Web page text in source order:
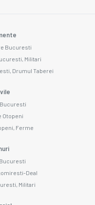
Bucuresti
Militari
Drumul Taberei
Bucuresti
Otopeni
Ferme
Deal
Militari